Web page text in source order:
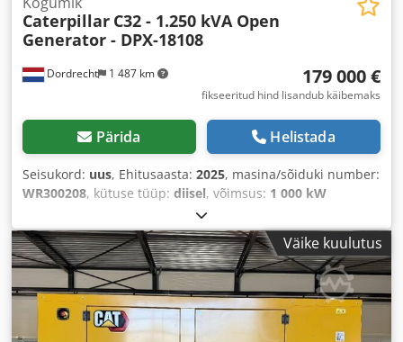
Dordrecht 1 487 km
Caterpillar C32 - 1.250 kVA Open
Generator - DPX-18108
179 000 €
fikseeritud hind lisandub käibemaks
Pärida Helistada
Seisukord: uus, Ehitusaasta: 2025, masina/sõiduki number:
WR300208, kütuse tüüp: diisel, võimsus: 1 000 kW
Caterpillar C32
Väike kuulutus